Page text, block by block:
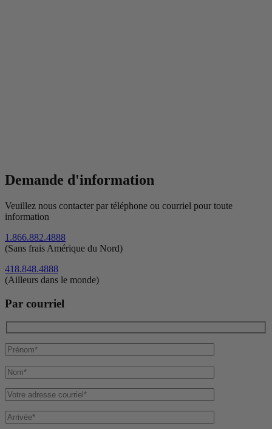
Demande d'information
Veuillez nous contacter par téléphone ou courriel pour toute
information
1.866.882.4888
(Sans frais Amérique du Nord)
418.848.4888
(Ailleurs dans le monde)
Par courriel